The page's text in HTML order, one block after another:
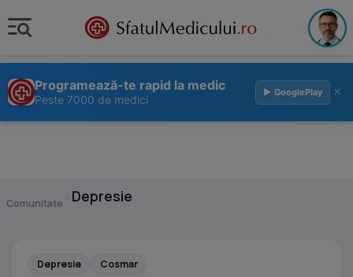
Programează-te rapid la medic
Peste 7000 de medici
▶ GooglePlay ×
Comunitate Depresie
Depresie Cosmar